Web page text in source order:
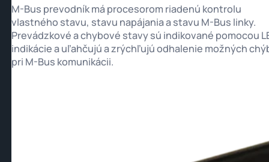
M-Bus prevodník má procesorom riadenú kontrolu
vlastného stavu, stavu napájania a stavu M-Bus linky.
Prevádzkové a chybové stavy sú indikované pomocou
indikácie a uľahčujú a zrýchľujú odhalenie možných
pri M-Bus komunikácii.